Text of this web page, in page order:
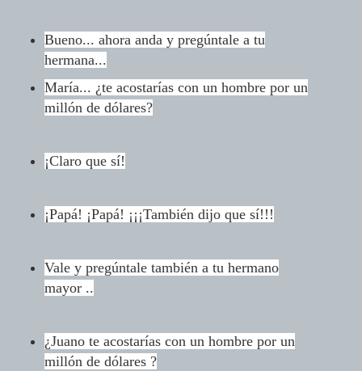
Bueno... ahora anda y pregúntale a tu
hermana...
María... ¿te acostarías con un hombre por un
millón de dólares?
¡Claro que sí!
¡Papá! ¡Papá! ¡¡¡También dijo que sí!!!
Vale y pregúntale también a tu hermano
mayor ..
¿Juano te acostarías con un hombre por un
millón de dólares ?